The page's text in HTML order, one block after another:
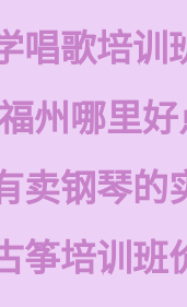
唱歌培训
州哪里
卖钢琴的
筝培训班